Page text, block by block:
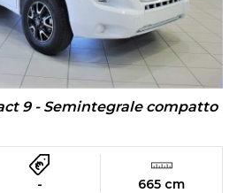
9 - Semintegrale compatto
- 665 cm